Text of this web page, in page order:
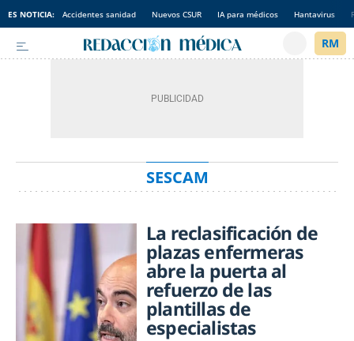
ES NOTICIA: Accidentes sanidad Nuevos CSUR IA para médicos Hantavirus
SESCAM
La reclasificación de
plazas enfermeras
abre la puerta al
refuerzo de las
plantillas de
especialistas